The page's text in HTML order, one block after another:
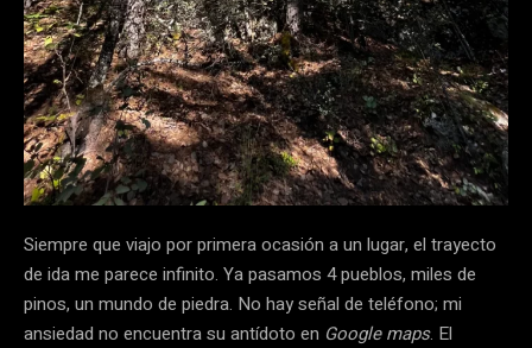
Siempre que viajo por primera ocasión a un lugar, el trayecto
de ida me parece infinito. Ya pasamos 4 pueblos, miles de
pinos, un mundo de piedra. No hay señal de teléfono; mi
ansiedad no encuentra su antídoto en Google maps. El